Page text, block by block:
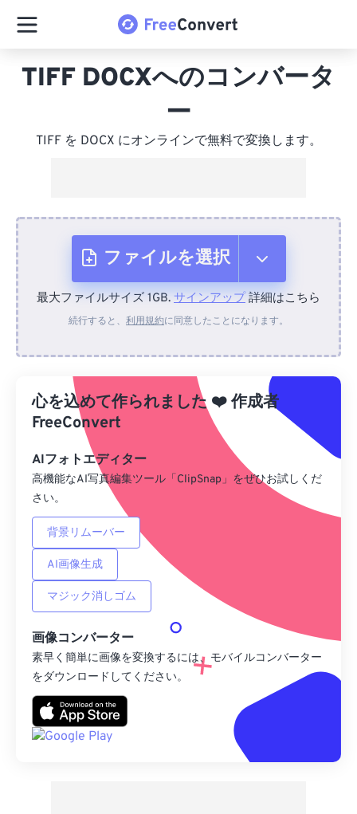
TIFF DOCXへのコンバータ
ー
TIFF を DOCX にオンラインで無料で変換します。
ファイルを選択
デバイスから
Googleドライブから
OneDriveから
URLから
最大ファイルサイズ 1GB. サインアップ詳細はこちら
続行すると、 利用規約に同意したことになります。
心を込めて作られました ❤️作成者
FreeConvert
AIフォトエディター
高機能なAI写真編集ツール「ClipSnap」をぜひお試しくだ
さい。
背景リムーバー
AI画像生成
マジック消しゴム
画像コンバーター
素早く簡単に画像を変換するには、モバイルコンバーター
をダウンロードしてください。